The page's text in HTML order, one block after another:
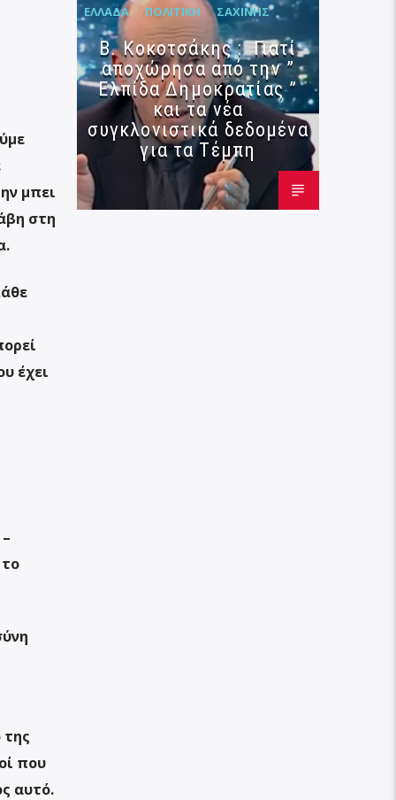
μπει
στη
έχει
που
αυτό.
ΕΛΛΆΔΑ ΠΟΛΙΤΙΚΉ ΣΑΧΊΝΗΣ
Β. Κοκοτσάκης : Γιατί
αποχώρησα από την ”
Ελπίδα Δημοκρατίας ”
και τα νέα
συγκλονιστικά δεδομένα
για τα Τέμπη